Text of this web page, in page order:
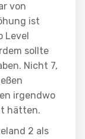
von
ist
Level
sollte
Nicht 7,
irgendwo
hätten.
2 als